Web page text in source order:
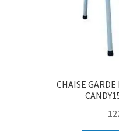
CHAISE